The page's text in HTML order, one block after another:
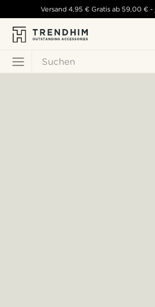
Suchen
Versand 4,95 € Gratis ab59,00 € -